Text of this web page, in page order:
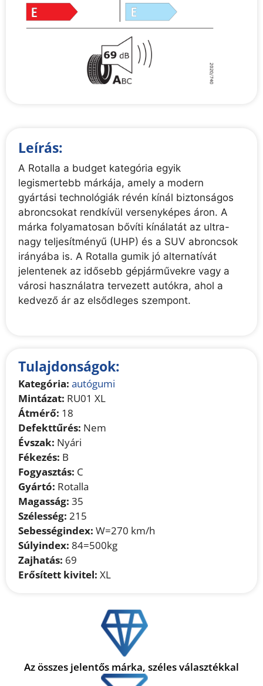
Leírás:
A Rotalla a budget kategória egyik
legismertebb márkája, amely a modern
gyártási technológiák révén kínál biztonságos
abroncsokat rendkívül versenyképes áron. A
márka folyamatosan bővíti kínálatát az ultra-
nagy teljesítményű (UHP) és a SUV abroncsok
irányába is. A Rotalla gumik jó alternatívát
jelentenek az idősebb gépjárművekre vagy a
városi használatra tervezett autókra, ahol a
kedvező ár az elsődleges szempont.
Tulajdonságok:
Kategória: autógumi
Mintázat: RU01 XL
Átmérő: 18
Defekttűrés: Nem
Évszak: Nyári
Fékezés: B
Fogyasztás: C
Gyártó: Rotalla
Magasság: 35
Szélesség: 215
Sebességindex: W=270 km/h
Súlyindex: 84=500kg
Zajhatás: 69
Erősített kivitel: XL
Az összes jelentős márka, széles választékkal